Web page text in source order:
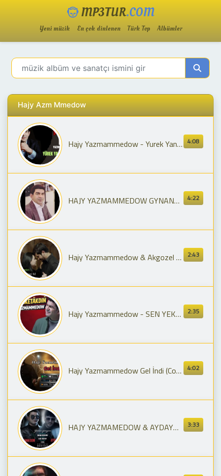
MP3TUR.COM
Yeni müzik En çok dinlenen Türk Top Albümler
Hajy Azm Mmedow
4:08
Hajy Yazmammedow - Yurek Yanyp Dur // 2023 Official Music
4:22
HAJY YAZMAMMEDOW GYNANMA DOSTUM
2:43
Hajy Yazmammedow & Akgozel Mashadowa SENDEN BASGA | 2024 Official Video ( turkmen klip )
2:35
Hajy Yazmammedow - SEN YEKETAKDİN (Turkmen Aydymlary 2025)
4:02
Hajy Yazmammedow Gel İndi (Cover) || Хажы Язмаммедов Гел Инди
3:33
HAJY YAZMAMEDOW & AYDAYOZIN - ÝANAN ÝÜREGIM (Official Video 2024)